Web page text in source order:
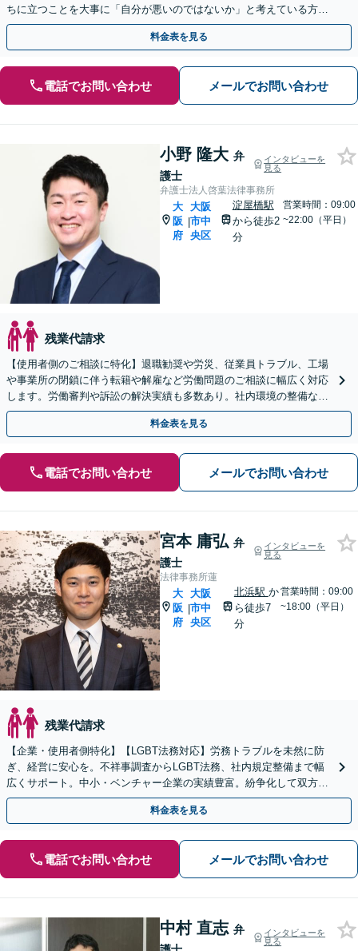
ちに立つことを大事に「自分が悪いのではないか」と考えている方
も、まずは一度お話を聞かせてください【休日・夜間面談可】
料金表を見る
電話でお問い合わせ メールでお問い合わせ
小野 隆大 弁
護士
インタビューを
見る
弁護士法人啓葉法律事務所
大
阪
府
|
大阪
市中
央区
淀屋橋駅
から徒歩2
分
営業時間：09:00
~22:00（平日）
残業代請求
【使用者側のご相談に特化】退職勧奨や労災、従業員トラブル、工場
や事業所の閉鎖に伴う転籍や解雇など労働問題のご相談に幅広く対応
します。労働審判や訴訟の解決実績も多数あり。社内環境の整備など
予防法務にも注力しています【顧問契約もお任せください】
料金表を見る
電話でお問い合わせ メールでお問い合わせ
宮本 庸弘 弁
護士
インタビューを
見る
法律事務所蓮
大
阪
府
|
大阪
市中
央区
北浜駅 か
ら徒歩7
分
営業時間：09:00
~18:00（平日）
残業代請求
【企業・使用者側特化】【LGBT法務対応】労務トラブルを未然に防
ぎ、経営に安心を。不祥事調査からLGBT法務、社内規定整備まで幅
広くサポート。中小・ベンチャー企業の実績豊富。紛争化して双方が
疲弊する前に、戦略的法務で企業を守ります
料金表を見る
電話でお問い合わせ メールでお問い合わせ
中村 直志 弁
インタビューを
見る